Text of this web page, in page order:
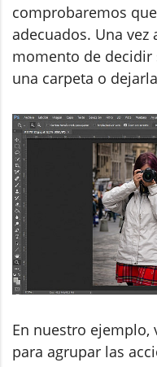
comprobaremos
adecuados. Una vez
momento de decidir
una carpeta o
En nuestro ejemplo,
para agrupar las